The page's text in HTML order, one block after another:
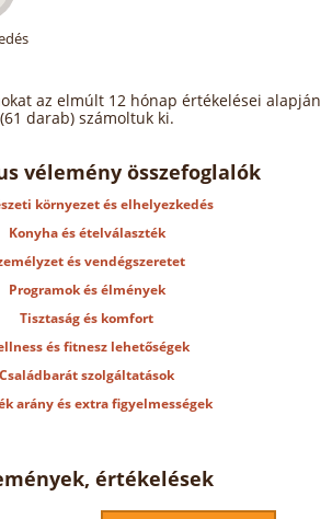
az elmúlt 12 hónap értékelései alapján
(61 darab) számoltuk ki.
vélemény összefoglalók
környezet és elhelyezkedés
Konyha és ételválaszték
és vendégszeretet
Programok és élmények
Tisztaság és komfort
és fitnesz lehetőségek
Családbarát szolgáltatások
arány és extra figyelmességek
értékelések